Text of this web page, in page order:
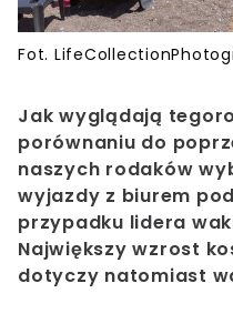
Fot.
Jak wyglądają
porównaniu do
naszych rodaków
wyjazdy z biurem
przypadku lidera
Największy wzrost
dotyczy natomiast